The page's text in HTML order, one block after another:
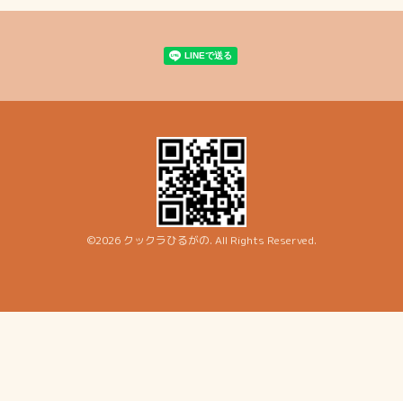
©2026 クックラひるがの. All Rights Reserved.